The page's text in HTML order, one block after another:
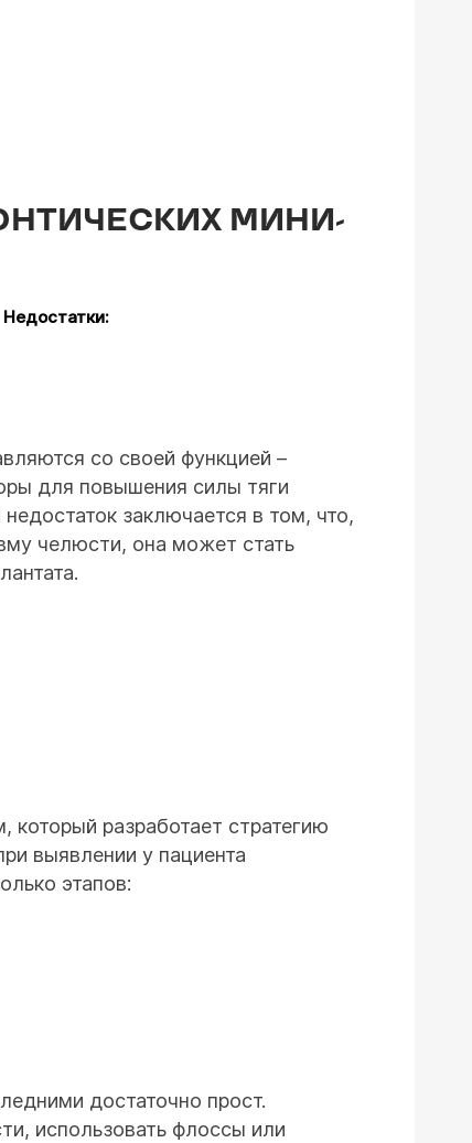
МИНИ-
Недостатки:
со своей функцией –
для повышения силы тяги
заключается в том, что,
челюсти, она может стать
разработает стратегию
выявлении у пациента
этапов:
достаточно прост.
использовать флоссы или